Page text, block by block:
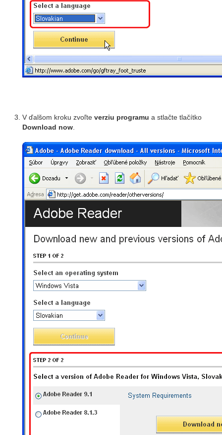
V ďalšom kroku zvoľte verziu programu a stlačte tlačítko
Download now